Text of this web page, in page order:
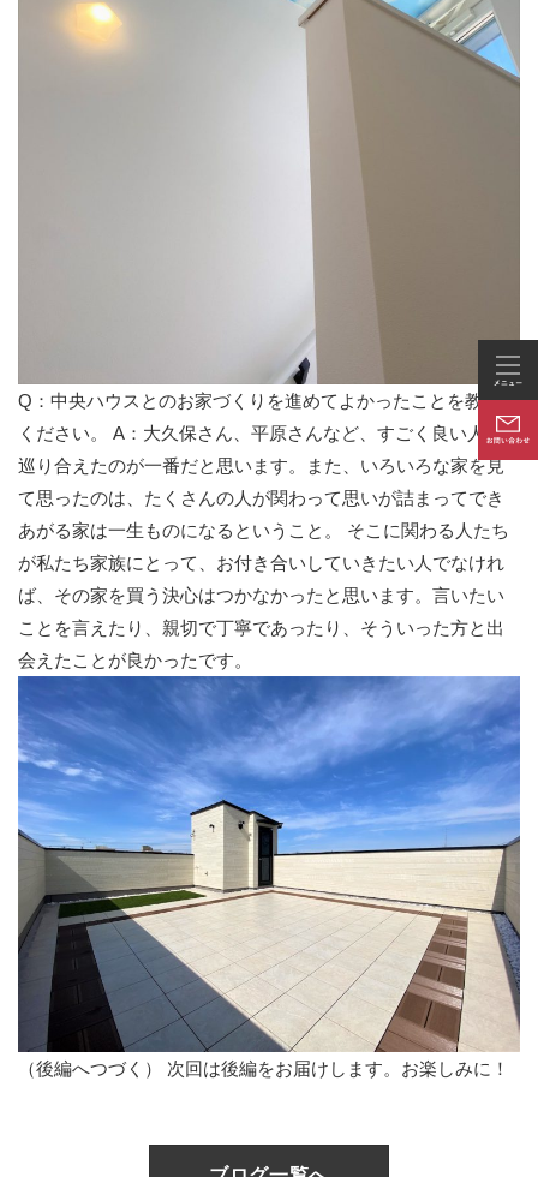
Q：中央ハウスとのお家づくりを進めてよかったことを教えて
ください。 A：大久保さん、平原さんなど、すごく良い人に
巡り合えたのが一番だと思います。また、いろいろな家を見
て思ったのは、たくさんの人が関わって思いが詰まってでき
あがる家は一生ものになるということ。 そこに関わる人たち
が私たち家族にとって、お付き合いしていきたい人でなけれ
ば、その家を買う決心はつかなかったと思います。言いたい
ことを言えたり、親切で丁寧であったり、そういった方と出
会えたことが良かったです。
（後編へつづく） 次回は後編をお届けします。お楽しみに！